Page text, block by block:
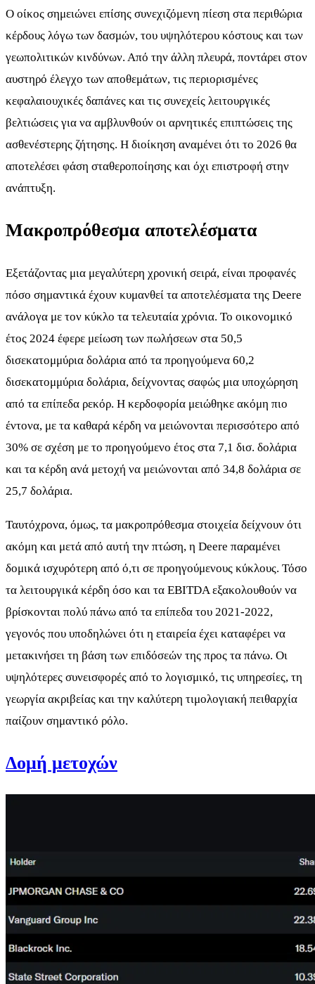
Ο οίκος σημειώνει επίσης συνεχιζόμενη πίεση στα περιθώρια
κέρδους λόγω των δασμών, του υψηλότερου κόστους και των
γεωπολιτικών κινδύνων. Από την άλλη πλευρά, ποντάρει στον
αυστηρό έλεγχο των αποθεμάτων, τις περιορισμένες
κεφαλαιουχικές δαπάνες και τις συνεχείς λειτουργικές
βελτιώσεις για να αμβλυνθούν οι αρνητικές επιπτώσεις της
ασθενέστερης ζήτησης. Η διοίκηση αναμένει ότι το 2026 θα
αποτελέσει φάση σταθεροποίησης και όχι επιστροφή στην
ανάπτυξη.
Μακροπρόθεσμα αποτελέσματα
Εξετάζοντας μια μεγαλύτερη χρονική σειρά, είναι προφανές
πόσο σημαντικά έχουν κυμανθεί τα αποτελέσματα της Deere
ανάλογα με τον κύκλο τα τελευταία χρόνια. Το οικονομικό
έτος 2024 έφερε μείωση των πωλήσεων στα 50,5
δισεκατομμύρια δολάρια από τα προηγούμενα 60,2
δισεκατομμύρια δολάρια, δείχνοντας σαφώς μια υποχώρηση
από τα επίπεδα ρεκόρ. Η κερδοφορία μειώθηκε ακόμη πιο
έντονα, με τα καθαρά κέρδη να μειώνονται περισσότερο από
30% σε σχέση με το προηγούμενο έτος στα 7,1 δισ. δολάρια
και τα κέρδη ανά μετοχή να μειώνονται από 34,8 δολάρια σε
25,7 δολάρια.
Ταυτόχρονα, όμως, τα μακροπρόθεσμα στοιχεία δείχνουν ότι
ακόμη και μετά από αυτή την πτώση, η Deere παραμένει
δομικά ισχυρότερη από ό,τι σε προηγούμενους κύκλους. Τόσο
τα λειτουργικά κέρδη όσο και τα EBITDA εξακολουθούν να
βρίσκονται πολύ πάνω από τα επίπεδα του 2021-2022,
γεγονός που υποδηλώνει ότι η εταιρεία έχει καταφέρει να
μετακινήσει τη βάση των επιδόσεών της προς τα πάνω. Οι
υψηλότερες συνεισφορές από το λογισμικό, τις υπηρεσίες, τη
γεωργία ακριβείας και την καλύτερη τιμολογιακή πειθαρχία
παίζουν σημαντικό ρόλο.
Δομή μετοχών